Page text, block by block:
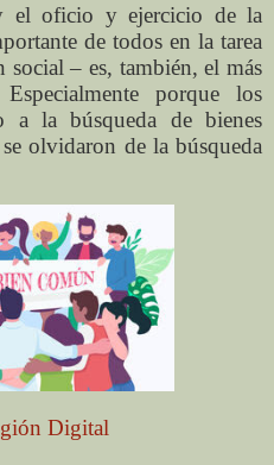
el oficio y ejercicio de la
de todos en la tarea
– es, también, el más
porque los
a la búsqueda de bienes
olvidaron de la búsqueda
Digital